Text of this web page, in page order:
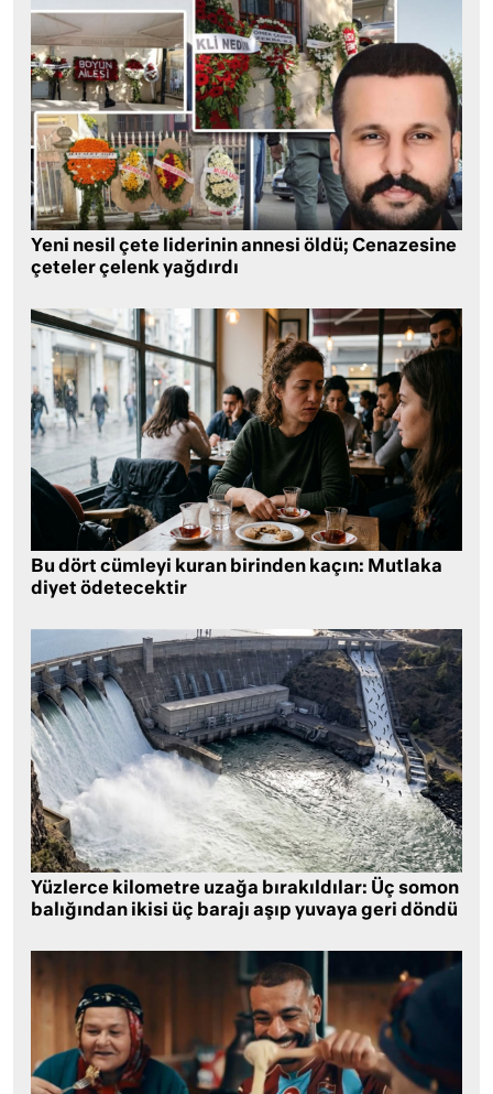
Yeni nesil çete liderinin annesi öldü; Cenazesine
çeteler çelenk yağdırdı
Bu dört cümleyi kuran birinden kaçın: Mutlaka
diyet ödetecektir
Yüzlerce kilometre uzağa bırakıldılar: Üç somon
balığından ikisi üç barajı aşıp yuvaya geri döndü